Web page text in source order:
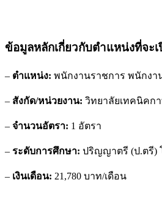
ข้อมูลหลักเกี่ยวกับตำแหน่งที่จะ
– ตำแหน่ง: พนักงานราชการ พนักงา
– สังกัด/หน่วยงาน: วิทยาลัยเทคนิคก
– จำนวนอัตรา: 1 อัตรา
– ระดับการศึกษา: ปริญญาตรี (ป.ตรี)
– เงินเดือน: 21,780 บาท/เดือน